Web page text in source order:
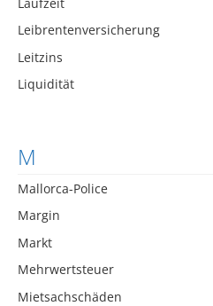
Leibrentenversicherung
Leitzins
Liquidität
M
Mallorca-Police
Margin
Markt
Mehrwertsteuer
Mietsachschäden